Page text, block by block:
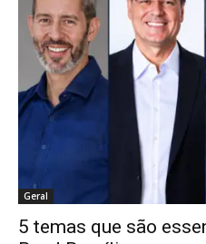
Geral
5 temas que são